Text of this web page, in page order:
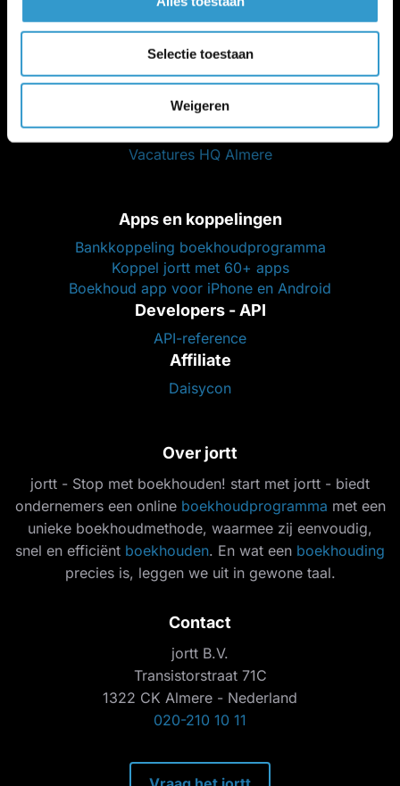
Selectie toestaan
Weigeren
jortt voor boekhouders
Partners
Ik zoek een administratiekantoor
Partners (loonstrook, legal, btw, etc.)
Werken bij jortt
Vacatures HQ Almere
Apps en koppelingen
Bankkoppeling boekhoudprogramma
Koppel jortt met 60+ apps
Boekhoud app voor iPhone en Android
Developers - API
API-reference
Affiliate
Daisycon
Over jortt
jortt - Stop met boekhouden! start met jortt - biedt
ondernemers een online boekhoudprogramma met een
unieke boekhoudmethode, waarmee zij eenvoudig,
snel en efficiënt boekhouden. En wat een boekhouding
precies is, leggen we uit in gewone taal.
Contact
jortt B.V.
Transistorstraat 71C
1322 CK Almere - Nederland
020-210 10 11